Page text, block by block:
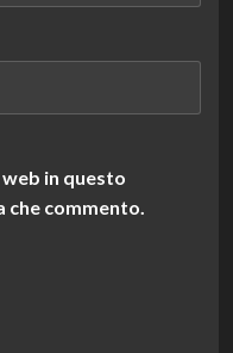
in questo
che commento.